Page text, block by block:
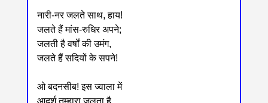
नारी-नर जलते साथ, हाय!
जलते हैं मांस-रुधिर अपने;
जलती है वर्षों की उमंग,
जलते हैं सदियों के सपने!
ओ बदनसीब! इस ज्वाला में